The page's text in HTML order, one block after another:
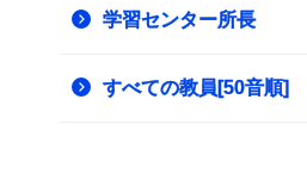
学習センター所長
すべての教員[50音順]